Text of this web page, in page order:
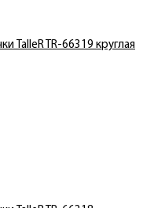
TalleR TR-66319 круглая